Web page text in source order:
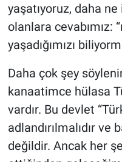
yaşatıyoruz, daha
olanlara cevabımız:
yaşadığımızı
Daha çok şey
kanaatimce hülasa
vardır. Bu devlet
adlandırılmalıdır ve
değildir. Ancak her